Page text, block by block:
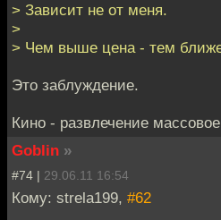
> Зависит не от меня.
>
> Чем выше цена - тем
Это заблуждение.
Кино - развлечение
Goblin »
#74 | 29.06.11 16:54
Кому: strela199, #62